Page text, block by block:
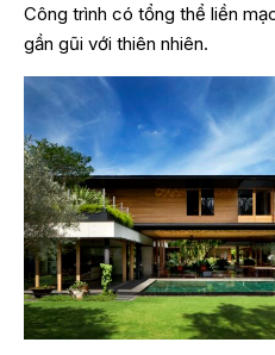
Công trình có tổng thể liền
gần gũi với thiên nhiên.